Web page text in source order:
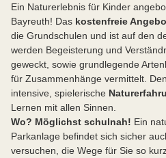
Ein Naturerlebnis für Kinder
Bayreuth! Das kostenfreie
die Grundschulen und ist auf den
werden Begeisterung und
geweckt, sowie grundlegende
für Zusammenhänge vermittelt.
intensive, spielerische
Lernen mit allen Sinnen.
Wo? Möglichst schulnah! Ein
Parkanlage befindet sich sicher
versuchen, die Wege für Sie so